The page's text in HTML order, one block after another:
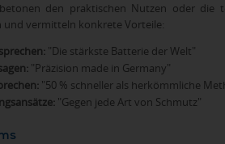
den praktischen Nutzen oder die
und vermitteln konkrete Vorteile:
"Die stärkste Batterie der Welt"
"Präzision made in Germany"
"50 % schneller als herkömmliche
"Gegen jede Art von Schmutz"